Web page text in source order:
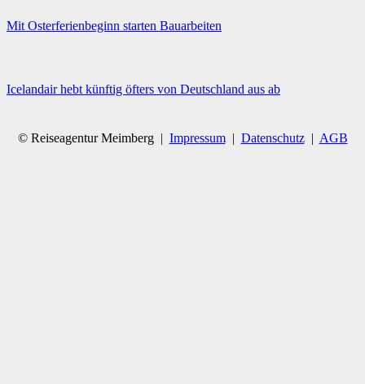
Mit Osterferienbeginn starten Bauarbeiten
Icelandair hebt künftig öfters von Deutschland aus ab
© Reiseagentur Meimberg | Impressum| Datenschutz| AGB